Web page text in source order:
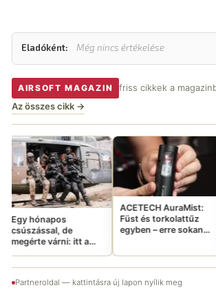
Eladóként: Még nincs értékelése
AIRSOFT MAGAZIN
friss cikkek a
Az összes cikk →
a
ACETECH AuraMist:
Füst és torkolattűz
egyben – erre sokan
vártatok
Újratölthető
gránát vizes
palackból:
Partneroldal — kattintásra új lapon nyílik meg